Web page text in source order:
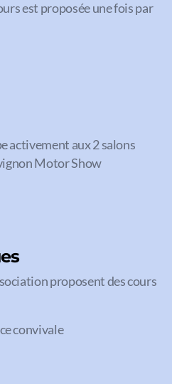
est proposée une fois par
activement aux 2 salons
Motor Show
proposent des cours
convivale